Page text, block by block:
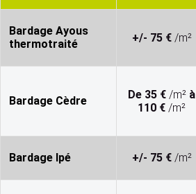
Bardage Ayous
thermotraité
+/- 75 €/m²
Bardage Cèdre De 35 € /m² à
110 € /m²
Bardage Ipé +/- 75 €/m²